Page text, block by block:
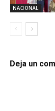
NACIONAL
Deja un